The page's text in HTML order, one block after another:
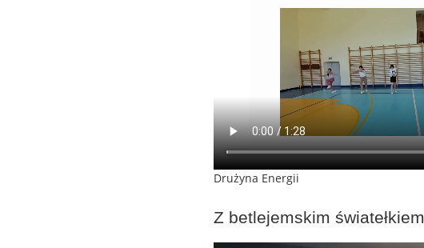
Drużyna Energii
Z betlejemskim światełkiem